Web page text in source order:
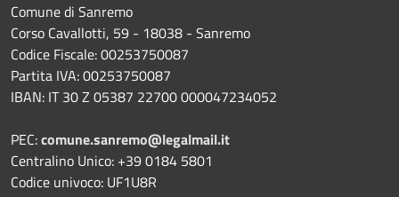
Comune di Sanremo
Corso Cavallotti, 59 - 18038 - Sanremo
Codice Fiscale: 00253750087
Partita IVA: 00253750087
IBAN: IT 30 Z 05387 22700 000047234052
PEC:comune.sanremo@legalmail.it
Centralino Unico: +39 0184 5801
Codice univoco: UF1U8R